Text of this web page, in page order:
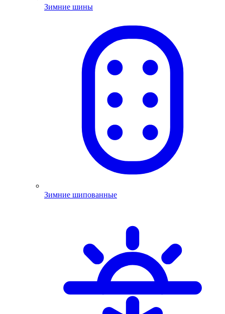
Зимние шины
Зимние шипованные